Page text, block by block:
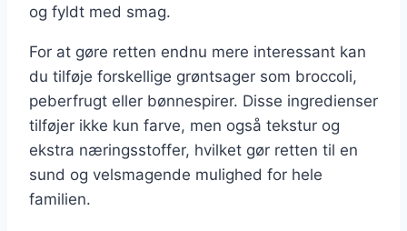
og fyldt med smag.
For at gøre retten endnu mere interessant kan
du tilføje forskellige grøntsager som broccoli,
peberfrugt eller bønnespirer. Disse ingredienser
tilføjer ikke kun farve, men også tekstur og
ekstra næringsstoffer, hvilket gør retten til en
sund og velsmagende mulighed for hele
familien.